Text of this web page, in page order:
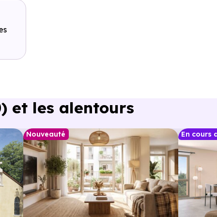
et les alentours
Nouveauté En cours